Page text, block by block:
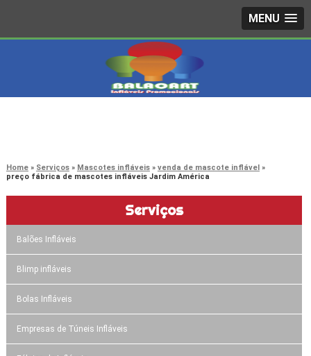
MENU
Home Serviços Mascotes infláveis
venda de mascote inflável
preço fábrica de mascotes infláveis Jardim América
Serviços
Balões Infláveis
Blimp infláveis
Bolas Infláveis
Empresas de Túneis Infláveis